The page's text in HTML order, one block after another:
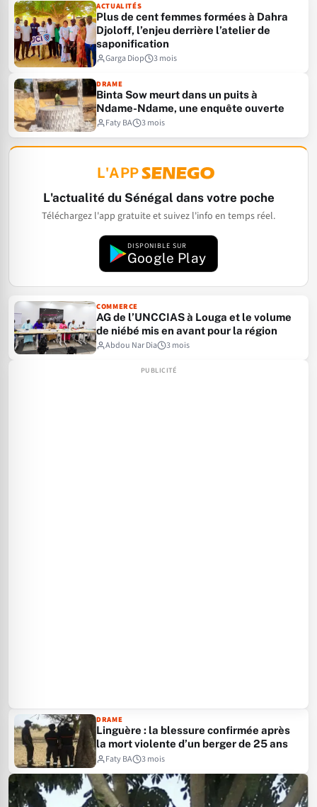
ACTUALITÉS
Plus de cent femmes formées à Dahra
Djoloff, l’enjeu derrière l’atelier de
saponification
Garga Diop
3 mois
DRAME
Binta Sow meurt dans un puits à
Ndame-Ndame, une enquête ouverte
Faty BA
3 mois
L'APP
L'actualité du Sénégal dans votre poche
Téléchargez l'app gratuite et suivez l'info en temps réel.
DISPONIBLE SUR
Google Play
COMMERCE
AG de l’UNCCIAS à Louga et le volume
de niébé mis en avant pour la région
Abdou Nar Dia
3 mois
DRAME
Linguère : la blessure confirmée après
la mort violente d’un berger de 25 ans
Faty BA
3 mois